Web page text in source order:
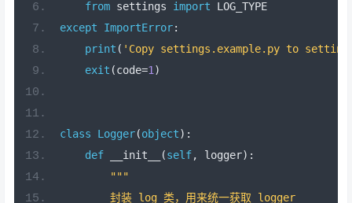
from settings import LOG_TYPE
except
ImportError:
print ( 'Copy settings.example.py to
exit (code=1 )
class Logger(object):
def __init__ (self, logger):
"""
        封装 log 类，用来统一获取 logger